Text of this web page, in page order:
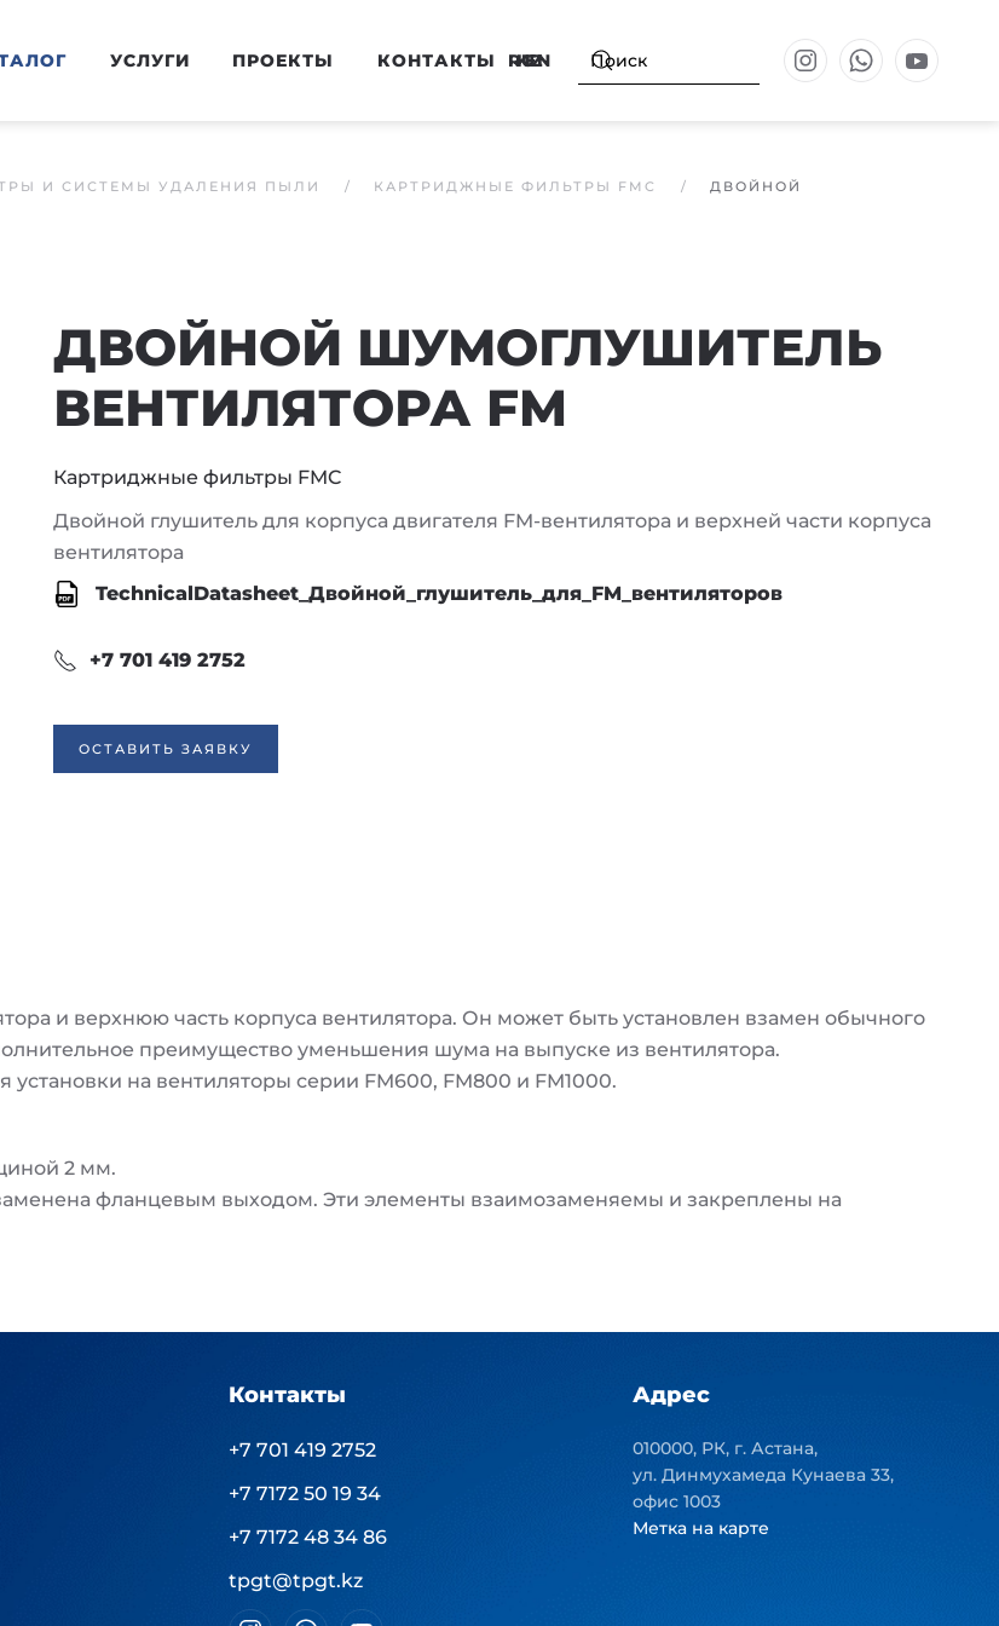
УСЛУГИ ПРОЕКТЫ КОНТАКТЫ RU
KZ
EN
И СИСТЕМЫ УДАЛЕНИЯ ПЫЛИ КАРТРИДЖНЫЕ ФИЛЬТРЫ FMC
ДВОЙНОЙ
ДВОЙНОЙ ШУМОГЛУШИТЕЛЬ
ВЕНТИЛЯТОРА FM
Картриджные фильтры FMC
Двойной глушитель для корпуса двигателя FM-вентилятора и верхней части корпуса
вентилятора
TechnicalDatasheet_Двойной_глушитель_для_FM_вентиляторов
+7 701 419 2752
ОСТАВИТЬ ЗАЯВКУ
и верхнюю часть корпуса вентилятора. Он может быть установлен взамен обычного
преимущество уменьшения шума на выпуске из вентилятора.
на вентиляторы серии FM600, FM800 и FM1000.
2 мм.
фланцевым выходом. Эти элементы взаимозаменяемы и закреплены на
Контакты
+7 701 419 2752
+7 7172 50 19 34
+7 7172 48 34 86
tpgt@tpgt.kz
Адрес
010000, РК, г. Астана,
ул. Динмухамеда Кунаева 33,
офис 1003
Метка на карте